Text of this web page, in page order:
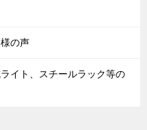
の声
イト、スチールラック等の